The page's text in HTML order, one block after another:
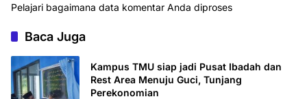
Pelajari bagaimana data komentar Anda diproses
Baca Juga
Kampus TMU siap jadi Pusat Ibadah dan
Rest Area Menuju Guci, Tunjang
Perekonomian